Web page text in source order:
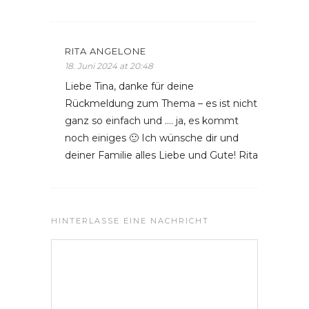
RITA ANGELONE
18. Juni 2024 at 20:48
Liebe Tina, danke für deine
Rückmeldung zum Thema – es ist nicht
ganz so einfach und …. ja, es kommt
noch einiges 🙂 Ich wünsche dir und
deiner Familie alles Liebe und Gute! Rita
HINTERLASSE EINE NACHRICHT